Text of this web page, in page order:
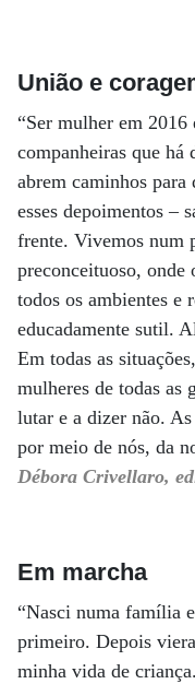
União e
“Ser mulher em 2016
companheiras que há
abrem caminhos para
esses depoimentos –
frente. Vivemos num
preconceituoso, onde
todos os ambientes e
educadamente sutil.
Em todas as
mulheres de todas as
lutar e a dizer não.
por meio de nós, da
Débora Crivellaro,
Em marcha
“Nasci numa família
primeiro. Depois
minha vida de